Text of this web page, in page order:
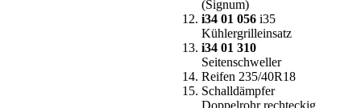
(Signum)
i34 01 056 i35
Kühlergrilleinsatz
i34 01 310
Seitenschweller
Reifen 235/40R18
Schalldämpfer
Doppelrohr rechteckig